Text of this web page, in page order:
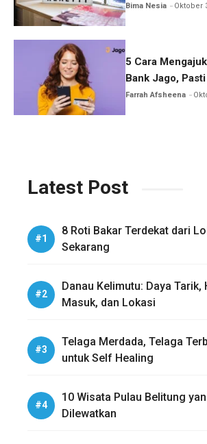
Bima Nesia Oktober
5 Cara
Bank Jago,
Farrah Afsheena
Latest Post
8 Roti Bakar Terdekat dari
Sekarang
Danau Kelimutu: Daya Tarik,
Masuk, dan Lokasi
Telaga Merdada, Telaga
untuk Self Healing
10 Wisata Pulau Belitung
Dilewatkan